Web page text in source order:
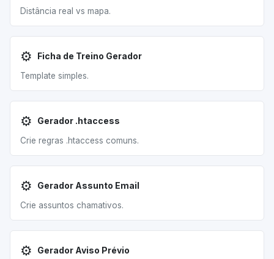
Distância real vs mapa.
⚙️ Ficha de Treino Gerador
Template simples.
⚙️ Gerador .htaccess
Crie regras .htaccess comuns.
⚙️ Gerador Assunto Email
Crie assuntos chamativos.
⚙️ Gerador Aviso Prévio